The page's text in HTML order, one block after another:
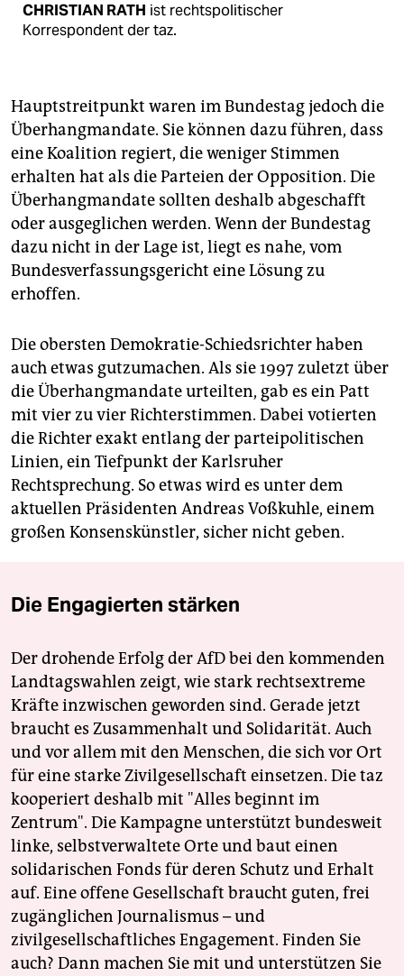
CHRISTIAN RATH ist rechtspolitischer
Korrespondent der taz.
Hauptstreitpunkt waren im Bundestag jedoch die
Überhangmandate. Sie können dazu führen, dass
eine Koalition regiert, die weniger Stimmen
erhalten hat als die Parteien der Opposition. Die
Überhangmandate sollten deshalb abgeschafft
oder ausgeglichen werden. Wenn der Bundestag
dazu nicht in der Lage ist, liegt es nahe, vom
Bundesverfassungsgericht eine Lösung zu
erhoffen.
Die obersten Demokratie-Schiedsrichter haben
auch etwas gutzumachen. Als sie 1997 zuletzt über
die Überhangmandate urteilten, gab es ein Patt
mit vier zu vier Richterstimmen. Dabei votierten
die Richter exakt entlang der parteipolitischen
Linien, ein Tiefpunkt der Karlsruher
Rechtsprechung. So etwas wird es unter dem
aktuellen Präsidenten Andreas Voßkuhle, einem
großen Konsenskünstler, sicher nicht geben.
Die Engagierten stärken
Der drohende Erfolg der AfD bei den kommenden
Landtagswahlen zeigt, wie stark rechtsextreme
Kräfte inzwischen geworden sind. Gerade jetzt
braucht es Zusammenhalt und Solidarität. Auch
und vor allem mit den Menschen, die sich vor Ort
für eine starke Zivilgesellschaft einsetzen. Die taz
kooperiert deshalb mit "Alles beginnt im
Zentrum". Die Kampagne unterstützt bundesweit
linke, selbstverwaltete Orte und baut einen
solidarischen Fonds für deren Schutz und Erhalt
auf. Eine offene Gesellschaft braucht guten, frei
zugänglichen Journalismus – und
zivilgesellschaftliches Engagement. Finden Sie
auch? Dann machen Sie mit und unterstützen Sie